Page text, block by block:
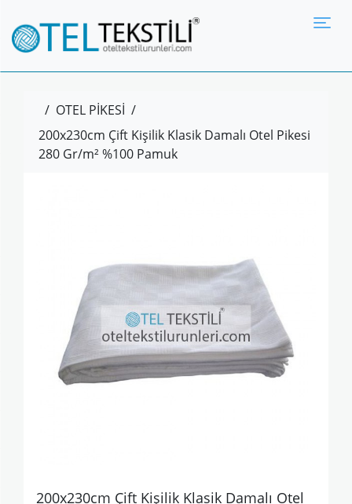
/ OTEL PİKESİ /
200x230cm Çift Kişilik Klasik Damalı Otel Pikesi
280 Gr/m² %100 Pamuk
200x230cm Çift Kişilik Klasik Damalı Otel